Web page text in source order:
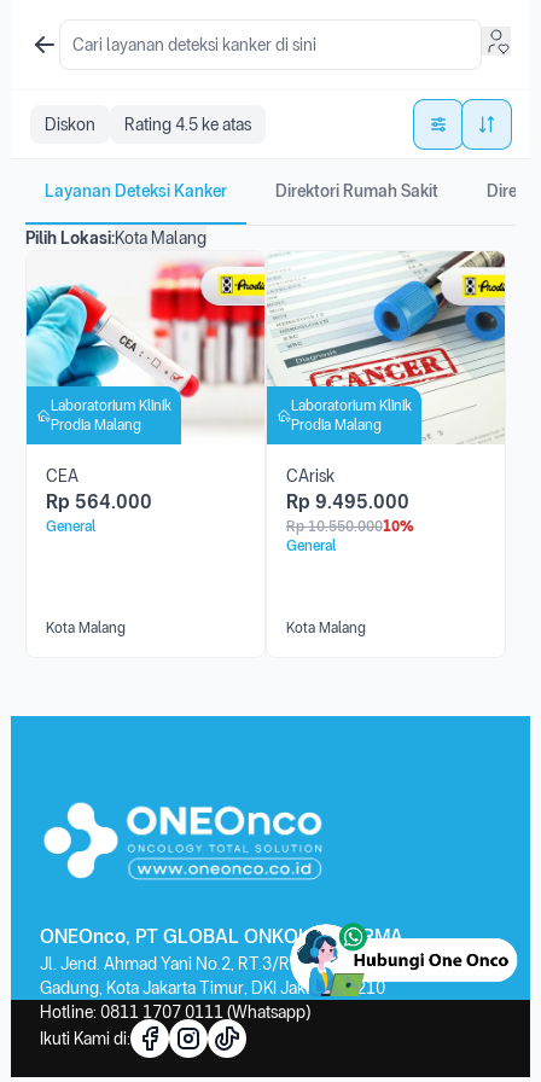
Diskon Rating 4.5 ke atas
Layanan Deteksi Kanker Direktori Rumah Sakit
Pilih Lokasi:Kota Malang
Laboratorium Klinik
Prodia Malang
CEA
Rp 564.000
General
Kota Malang
Laboratorium Klinik
Prodia Malang
CArisk
Rp 9.495.000
Rp 10.550.00010%
General
Kota Malang
ONEOnco, PT GLOBAL ONKOLAB FARMA
Jl. Jend. Ahmad Yani No.2, RT.3/RW.13, Kayu Putih, Kec. Pulo
Gadung, Kota Jakarta Timur, DKI Jakarta 13210
Hotline: 0811 1707 0111 (Whatsapp)
Ikuti Kami di: